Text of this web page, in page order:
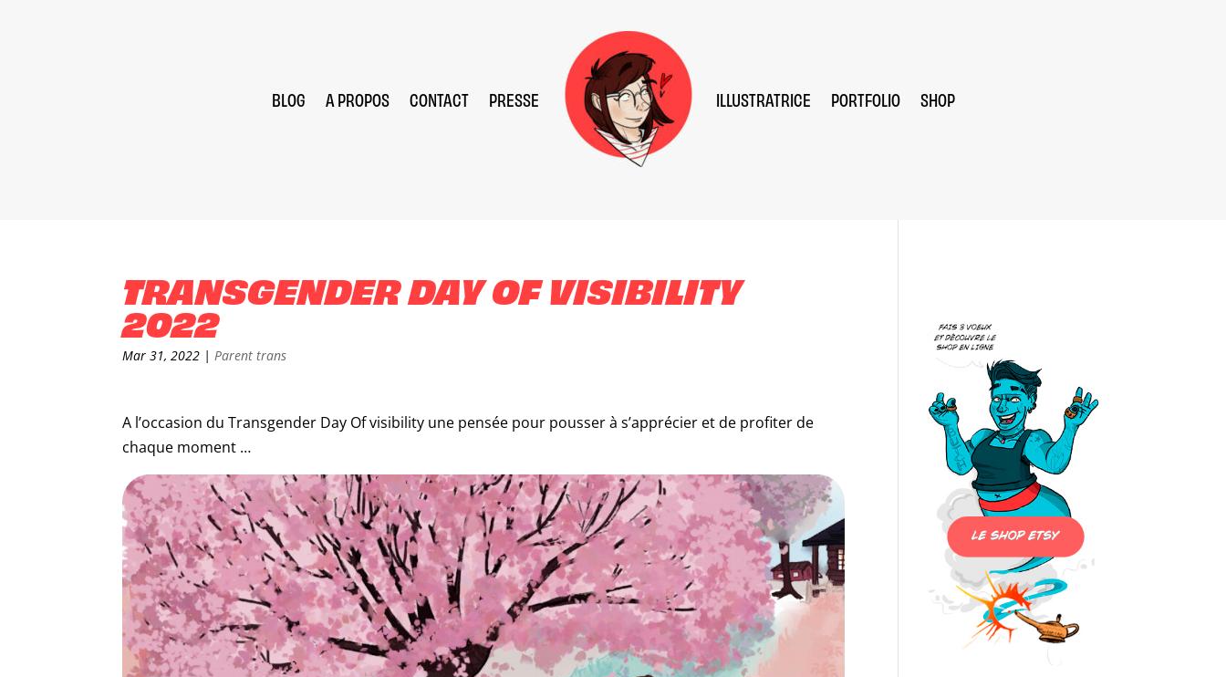
BLOG A PROPOS CONTACT PRESSE ILLUSTRATRICE PORTFOLIO SHOP
TRANSGENDER DAY OF VISIBILITY
2022
Mar 31, 2022 | Parent trans
A l’occasion du Transgender Day Of visibility une pensée pour pousser à s’apprécier et de profiter de
chaque moment …